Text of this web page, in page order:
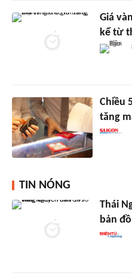
Giá
kể từ
Chiều
tăng
TIN NÓNG
Thái
bản đồ